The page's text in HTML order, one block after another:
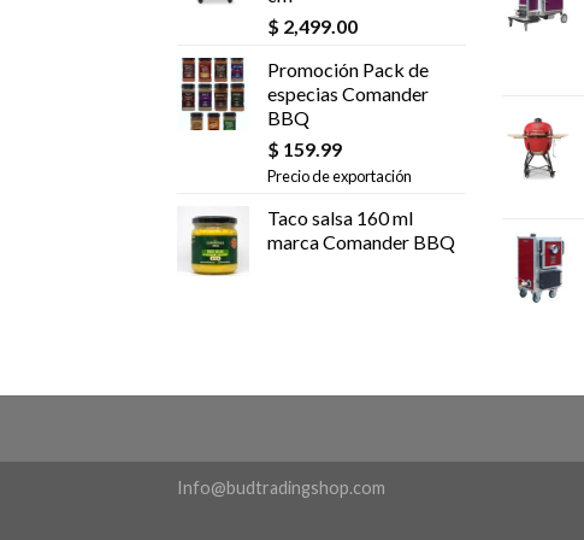
$ 2,499.00
Promoción Pack de
especias Comander
BBQ
$ 159.99
Precio de exportación
Taco salsa 160 ml
marca Comander BBQ
Info@budtradingshop.com